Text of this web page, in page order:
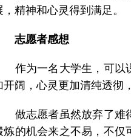
，精神和心灵得到满足。
志愿者感想
为一名大学生，可以说
开阔，心灵更加清纯透彻
志愿者虽然放弃了难得
炼的机会来之不易，不仅